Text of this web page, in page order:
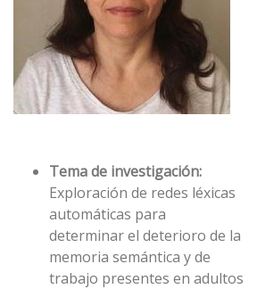
Tema de investigación:
Exploración de redes léxicas
automáticas para
determinar el deterioro de la
memoria semántica y de
trabajo presentes en adultos